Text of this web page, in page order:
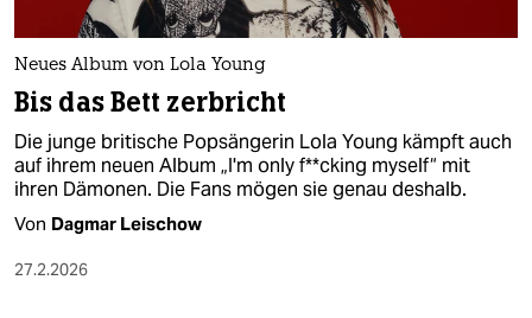
Neues Album von Lola Young
Bis das Bett zerbricht
Die junge britische Popsängerin Lola Young kämpft auch
auf ihrem neuen Album „I'm only f**cking myself“ mit
ihren Dämonen. Die Fans mögen sie genau deshalb.
Von Dagmar Leischow
27.2.2026